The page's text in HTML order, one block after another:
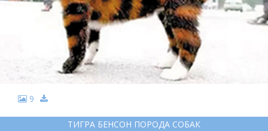
9
ТИГРА БЕНСОН ПОРОДА СОБАК